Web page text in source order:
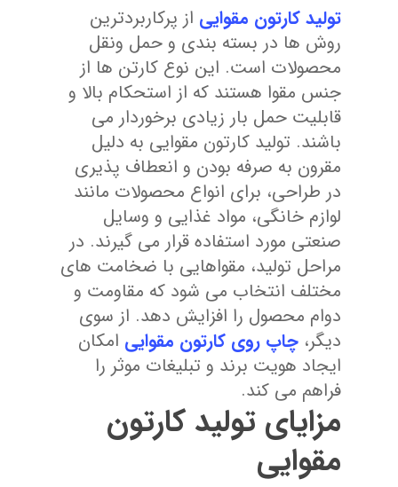
تولید کارتون مقوایی از پرکاربردترین
روش ها در بسته بندی و حمل ونقل
محصولات است. این نوع کارتن ها از
جنس مقوا هستند که از استحکام بالا و
قابلیت حمل بار زیادی برخوردار می
باشند. تولید کارتون مقوایی به دلیل
مقرون به صرفه بودن و انعطاف پذیری
در طراحی، برای انواع محصولات مانند
لوازم خانگی، مواد غذایی و وسایل
صنعتی مورد استفاده قرار می گیرند. در
مراحل تولید، مقواهایی با ضخامت های
مختلف انتخاب می شود که مقاومت و
دوام محصول را افزایش دهد. از سوی
دیگر، چاپ روی کارتون مقوایی امکان
ایجاد هویت برند و تبلیغات موثر را
فراهم می کند.
مزایای تولید کارتون
مقوایی